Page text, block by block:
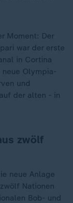
Moment: Der
war der erste
in Cortina
neue Olympia-
und
der alten - in
zwölf
neue Anlage
Nationen
Bob- und